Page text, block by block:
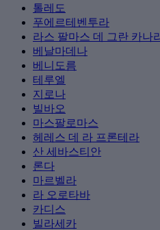
톨레도
푸에르테벤투라
라스 팔마스 데 그란 카나
베날마데나
베니도름
테루엘
지로나
빌바오
마스팔로마스
헤레스 데 라 프론테라
산 세바스티안
론다
마르벨라
라 오로타바
카디스
빌라세카